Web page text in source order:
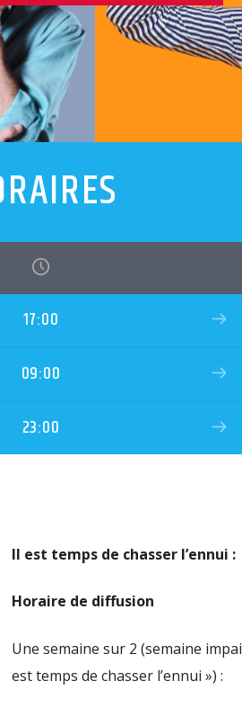
17:00
09:00
23:00
Il est temps de chasser l’ennui :
Horaire de diffusion
Une semaine sur 2 (semaine
est temps de chasser l’ennui ») :